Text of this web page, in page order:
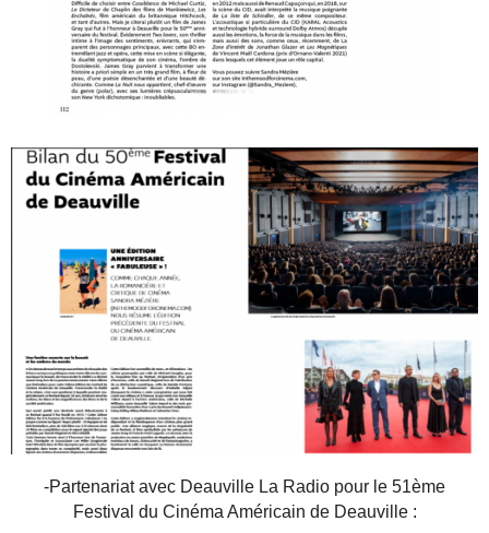
-Partenariat avec Deauville La Radio pour le 51ème
Festival du Cinéma Américain de Deauville :